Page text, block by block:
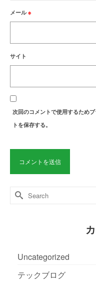
メール※
サイト
次回のコメントで使用するため
トを保存する。
Search
for:
Uncategorized
テックブログ